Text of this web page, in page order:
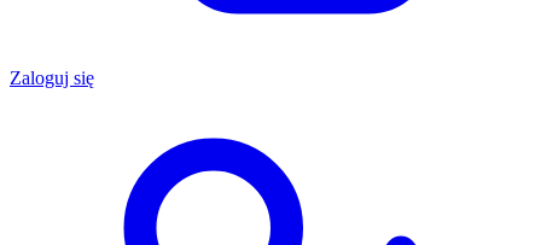
Zaloguj się